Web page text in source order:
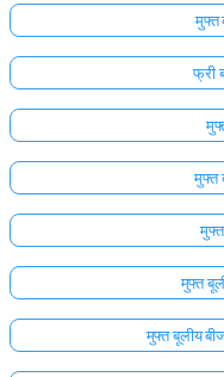
मुफ्त
फ्री
मुफ्त
मुफ्त
मुफ्त बूलीय